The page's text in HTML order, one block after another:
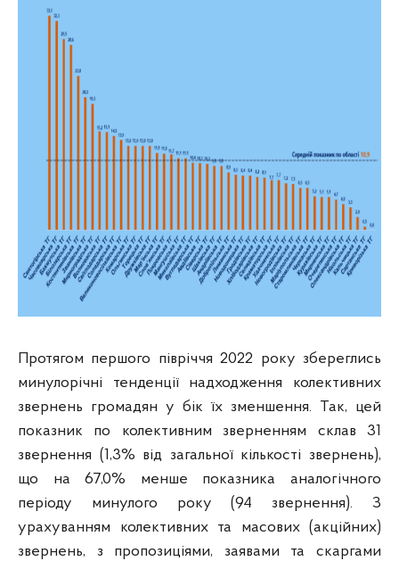
Протягом першого півріччя 2022 року збереглись
минулорічні тенденції надходження колективних
звернень громадян у бік їх зменшення. Так, цей
показник по колективним зверненням склав 31
звернення (1,3% від загальної кількості звернень),
що на 67,0% менше показника аналогічного
періоду минулого року (94 звернення). З
урахуванням колективних та масових (акційних)
звернень, з пропозиціями, заявами та скаргами